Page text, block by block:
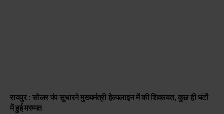
रायपुर : सोलर पंप सुधारने मुख्यमंत्री हेल्पलाइन में की शिकायत, कुछ ही घंटों
में हुई मरम्मत